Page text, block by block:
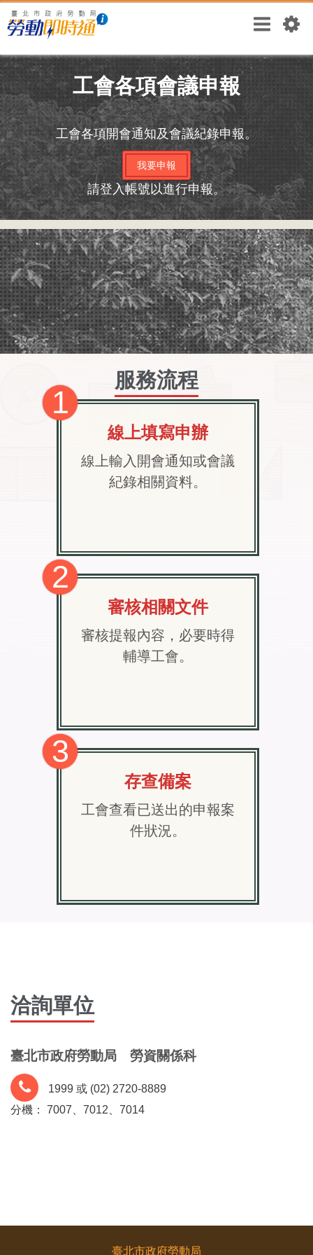
工會各項會議申報
工會各項開會通知及會議紀錄申報。
我要申報
請登入帳號以進行申報。
服務流程
1
線上填寫申辦
線上輸入開會通知或會議
紀錄相關資料。
2
審核相關文件
審核提報內容，必要時得
輔導工會。
3
存查備案
工會查看已送出的申報案
件狀況。
洽詢單位
臺北市政府勞動局 勞資關係科
1999 或 (02) 2720-8889
分機： 7007、7012、7014
臺北市政府勞動局